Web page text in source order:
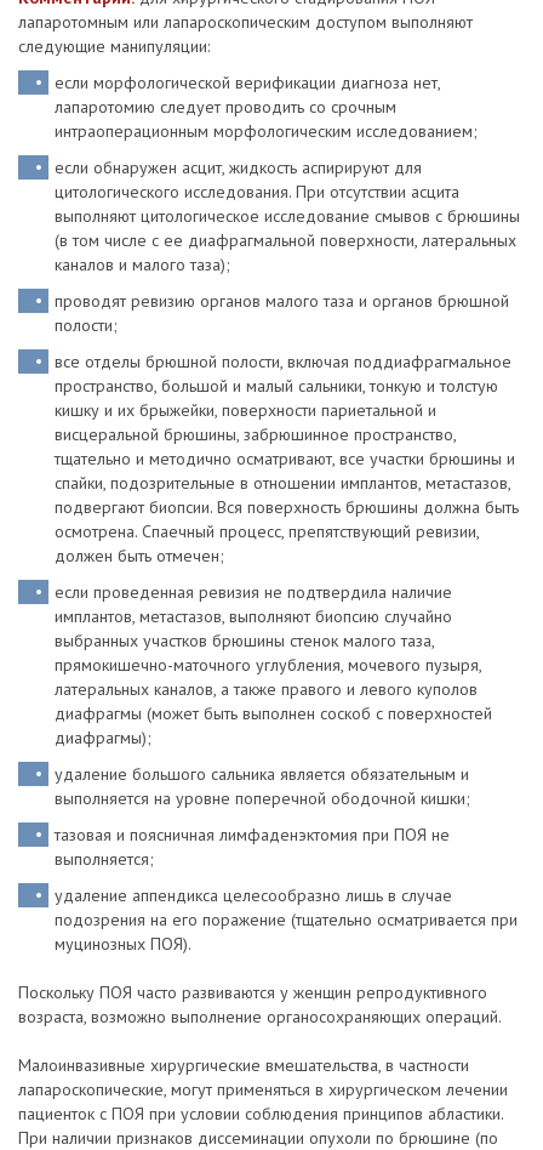
лапаротомным или лапароскопическим доступом выполняют
следующие манипуляции:
если морфологической верификации диагноза нет,
лапаротомию следует проводить со срочным
интраоперационным морфологическим исследованием;
если обнаружен асцит, жидкость аспирируют для
цитологического исследования. При отсутствии асцита
выполняют цитологическое исследование смывов с брюшины
(в том числе с ее диафрагмальной поверхности, латеральных
каналов и малого таза);
проводят ревизию органов малого таза и органов брюшной
полости;
все отделы брюшной полости, включая поддиафрагмальное
пространство, большой и малый сальники, тонкую и толстую
кишку и их брыжейки, поверхности париетальной и
висцеральной брюшины, забрюшинное пространство,
тщательно и методично осматривают, все участки брюшины и
спайки, подозрительные в отношении имплантов, метастазов,
подвергают биопсии. Вся поверхность брюшины должна быть
осмотрена. Спаечный процесс, препятствующий ревизии,
должен быть отмечен;
если проведенная ревизия не подтвердила наличие
имплантов, метастазов, выполняют биопсию случайно
выбранных участков брюшины стенок малого таза,
прямокишечно-маточного углубления, мочевого пузыря,
латеральных каналов, а также правого и левого куполов
диафрагмы (может быть выполнен соскоб с поверхностей
диафрагмы);
удаление большого сальника является обязательным и
выполняется на уровне поперечной ободочной кишки;
тазовая и поясничная лимфаденэктомия при ПОЯ не
выполняется;
удаление аппендикса целесообразно лишь в случае
подозрения на его поражение (тщательно осматривается при
муцинозных ПОЯ).
Поскольку ПОЯ часто развиваются у женщин репродуктивного
возраста, возможно выполнение органосохраняющих операций.
Малоинвазивные хирургические вмешательства, в частности
лапароскопические, могут применяться в хирургическом лечении
пациенток с ПОЯ при условии соблюдения принципов абластики.
При наличии признаков диссеминации опухоли по брюшине (по